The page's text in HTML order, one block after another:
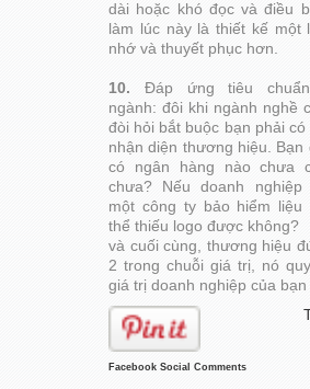
dài hoặc khó đọc và điều
làm lúc này là thiết kế một
nhớ và thuyết phục hơn.
10. Đáp ứng tiêu
ngành: đôi khi ngành nghề
đòi hỏi bắt buộc bạn phải có
nhận diện thương hiệu. Bạn
có ngân hàng nào chưa
chưa? Nếu doanh nghiệp
một công ty bảo hiểm liệu
thể thiếu logo được không?
và cuối cùng, thương hiệu
2 trong chuỗi giá trị, nó
giá trị doanh nghiệp của bạn
Facebook Social Comments